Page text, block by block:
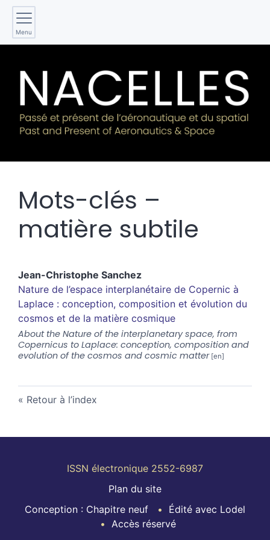
Menu
Mots-clés –
matière subtile
Jean-Christophe Sanchez
Nature de l’espace interplanétaire de Copernic à
Laplace : conception, composition et évolution du
cosmos et de la matière cosmique
About the Nature of the interplanetary space, from
Copernicus to Laplace: conception, composition and
evolution of the cosmos and cosmic matter
Retour à l’index
ISSN électronique 2552-6987
Plan du site
Conception : Chapitre neuf
Édité avec Lodel
Accès réservé